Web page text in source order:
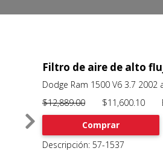
Filtro de aire de alto
Dodge Ram 1500 V6 3.7 2002
$12,889.00$11,600.10
Comprar
Descripción: 57-1537